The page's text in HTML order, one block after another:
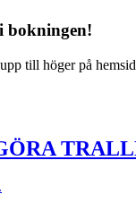
bokningen!
till höger på